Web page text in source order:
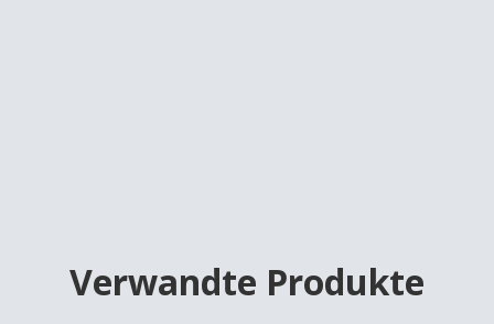
Verwandte Produkte